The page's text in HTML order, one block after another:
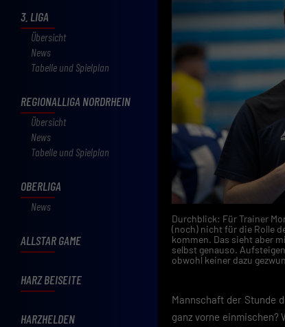
3. LIGA
Übersicht
News
Tabelle und Spielplan
REGIONALLIGA NORDRHEIN
Übersicht
News
Tabelle und Spielplan
OBERLIGA
News
ALLSTAR GAME
HARZ BEISEITE
HARZHELDEN
Durchblick: Für Trainer
(noch) nicht für die Rolle
kommen. Das sieht aber
selbst genauso.
obwohl keiner dazu
Mannschaft der Stunde
ganz vorne einmischen?